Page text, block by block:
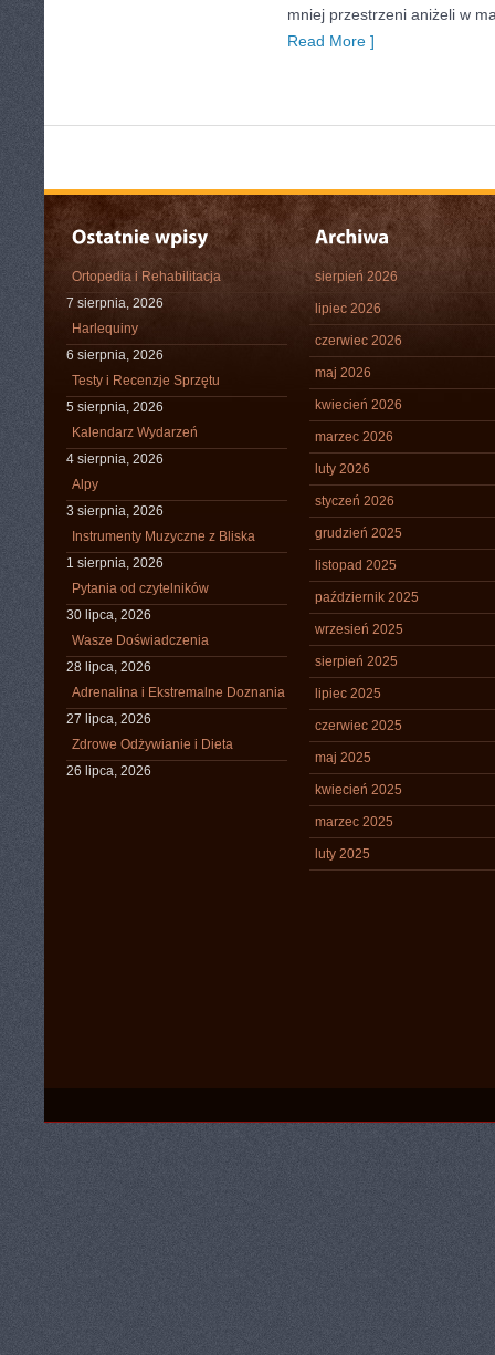
mniej przestrzeni aniżeli w
Read More ]
Ortopedia i Rehabilitacja
7 sierpnia, 2026
Harlequiny
6 sierpnia, 2026
Testy i Recenzje Sprzętu
5 sierpnia, 2026
Kalendarz Wydarzeń
4 sierpnia, 2026
Alpy
3 sierpnia, 2026
Instrumenty Muzyczne z Bliska
1 sierpnia, 2026
Pytania od czytelników
30 lipca, 2026
Wasze Doświadczenia
28 lipca, 2026
Adrenalina i Ekstremalne Doznania
27 lipca, 2026
Zdrowe Odżywianie i Dieta
26 lipca, 2026
sierpień 2026
lipiec 2026
czerwiec 2026
maj 2026
kwiecień 2026
marzec 2026
luty 2026
styczeń 2026
grudzień 2025
listopad 2025
październik 2025
wrzesień 2025
sierpień 2025
lipiec 2025
czerwiec 2025
maj 2025
kwiecień 2025
marzec 2025
luty 2025